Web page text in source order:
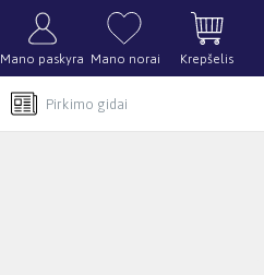
Mano paskyra Mano norai Krepšelis
Pirkimo gidai